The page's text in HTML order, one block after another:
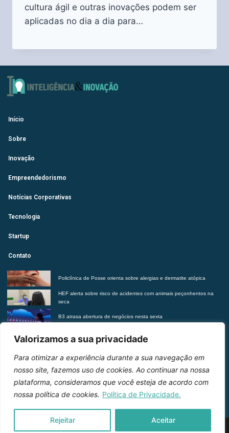
Valorizamos a sua privacidade
Para otimizar a experiência durante a sua navegação em
nosso site, fazemos uso de cookies. Ao continuar na nossa
plataforma, consideramos que você esteja de acordo com
nossa política de cookies. Política de Privacidade.
Rejeitar Aceitar
cultura ágil e outras inovações podem ser
aplicadas no dia a dia para…
Início
Sobre
Inovação
Empreendedorismo
Notícias Corporativas
Tecnologia
Startup
Contato
Policlínica de Posse orienta sobre alergias e dermatite atópica
HEF alerta sobre risco de acidentes com animais peçonhentos na
seca
B3 atrasa abertura de negócios nesta sexta
2027
Entre em contato
2026 © Inteligência e Inovação. Todos os direitos